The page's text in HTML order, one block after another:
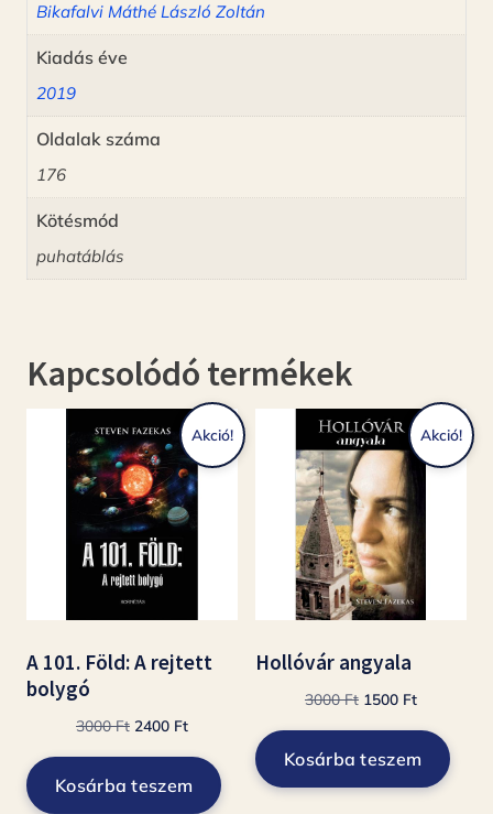
Bikafalvi Máthé László Zoltán
Kiadás éve
2019
Oldalak száma
176
Kötésmód
puhatáblás
Kapcsolódó termékek
Akció!
A 101. Föld: A rejtett
bolygó
3000Ft Original
was:
2400 FtCurrent
2400 Ft.
Kosárba teszem
Akció!
Hollóvár angyala
3000Ft Original
was:
1500 FtCurrent
1500 Ft.
Kosárba teszem